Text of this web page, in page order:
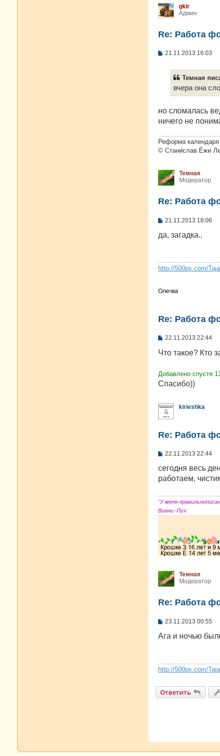
gkir
Админ
Re: Работа
С
е
21.11.2013 16:03
Темная
вчера она
но сломалась
ничего не
Реформа
© Стани́слав Е́жи
Темная
Модератор
Re: Работа
С
о
н
и
21.11.2013 18:06
да, загадка..
http://500px.com/
Олечка
Re: Работа
С
о
е
и
22.11.2013 22:44
Что такое? Кто
Добавлено спустя
Спасибо))
kirieshka
Re: Работа
С
о
щ
н
и
е
22.11.2013 22:44
сегодня весь
работаем,
"У меня
Винни -Пух
Темная
Модератор
Re: Работа
С
о
и
23.11.2013 00:55
Ага и ночью
http://500px.com/
Ответить